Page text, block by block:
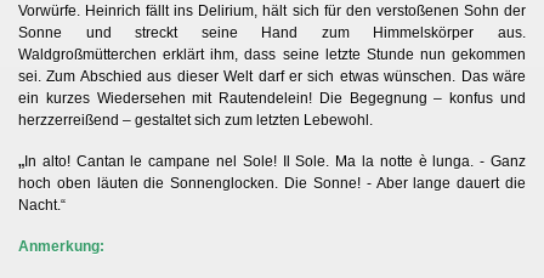
Vorwürfe. Heinrich fällt ins Delirium, hält sich für den verstoßenen Sohn der
Sonne und streckt seine Hand zum Himmelskörper aus.
Waldgroßmütterchen erklärt ihm, dass seine letzte Stunde nun gekommen
sei. Zum Abschied aus dieser Welt darf er sich etwas wünschen. Das wäre
ein kurzes Wiedersehen mit Rautendelein! Die Begegnung – konfus und
herzzerreißend – gestaltet sich zum letzten Lebewohl.
„ In alto! Cantan le campane nel Sole! Il Sole. Ma la notte è lunga. - Ganz
hoch oben läuten die Sonnenglocken. Die Sonne! - Aber lange dauert die
Nacht.“
Anmerkung: